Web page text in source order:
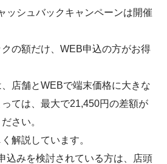
ッシュバックキャンペーンは開催
の額だけ、WEB申込の方がお得
店舗とWEBで端末価格に大きな
ては、最大で21,450円の差額が
さい。
解説しています。
込みを検討されている方は、店頭